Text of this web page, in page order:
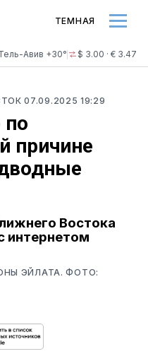
Авив +30° $ 3.00 · € 3.47
ТЕМНАЯ
07.09.2025 19:29
причине
Востока
интернетом
ЭЙЛАТА. ФОТО: